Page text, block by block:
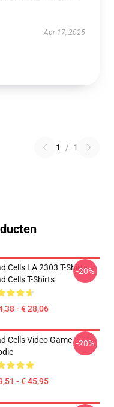
Apr 17, 2025
1 / 1
Cells LA 2303 T-Shirts
Cells T-Shirts
- € 28,06
-20%
Cells Video Game
- € 45,95
-20%